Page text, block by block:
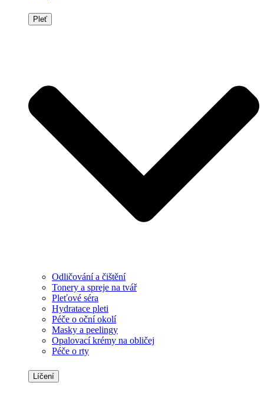
Pleť
Odličování a čištění
Tonery a spreje na tvář
Pleťové séra
Hydratace pleti
Péče o oční okolí
Masky a peelingy
Opalovací krémy na obličej
Péče o rty
Líčení